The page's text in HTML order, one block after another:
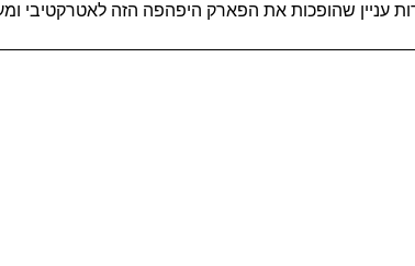
עניין שהופכות את הפארק היפהפה הזה לאטרקטיבי